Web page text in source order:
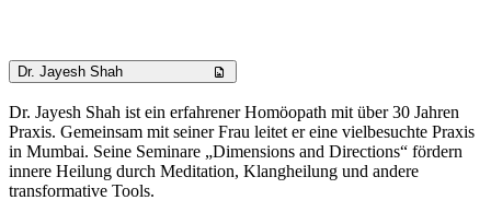
Dr. Jayesh Shah
Dr. Jayesh Shah ist ein erfahrener Homöopath mit über 30 Jahren
Praxis. Gemeinsam mit seiner Frau leitet er eine vielbesuchte Praxis
in Mumbai. Seine Seminare „Dimensions and Directions“ fördern
innere Heilung durch Meditation, Klangheilung und andere
transformative Tools.